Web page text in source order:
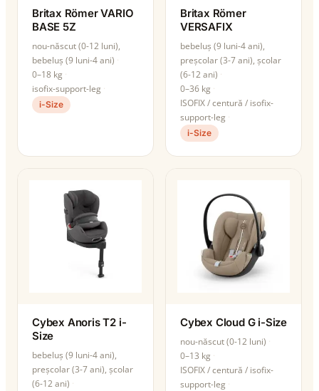
Britax Römer VARIO
BASE 5Z
nou-născut (0-12 luni),
bebeluș (9 luni-4 ani)
0–18 kg
isofix-support-leg
i-Size
Britax Römer
VERSAFIX
bebeluș (9 luni-4 ani),
preșcolar (3-7 ani), școlar
(6-12 ani)
0–36 kg
ISOFIX / centură / isofix-
support-leg
i-Size
Cybex Anoris T2 i-
Size
bebeluș (9 luni-4 ani),
preșcolar (3-7 ani), școlar
(6-12 ani)
Cybex Cloud G i-Size
nou-născut (0-12 luni)
0–13 kg
ISOFIX / centură / isofix-
support-leg